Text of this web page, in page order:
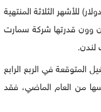
(ما يعادل 4.47 مليار دولار) للأشهر الثلاثة المنتهية
مقابل 7.7 تريليون وون قدرتها شركة سمارت
لندن.
المتوقعة في الربع الرابع
نفسها من العام الماضي، فقد